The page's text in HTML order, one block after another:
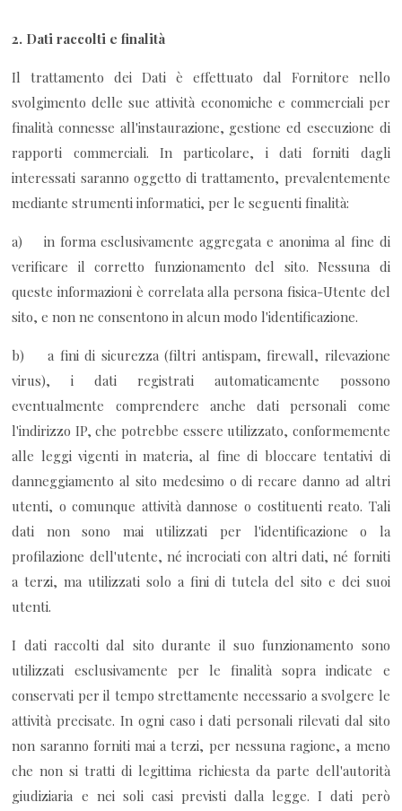
2. Dati raccolti e finalità
Il trattamento dei Dati è effettuato dal Fornitore nello
svolgimento delle sue attività economiche e commerciali per
finalità connesse all'instaurazione, gestione ed esecuzione di
rapporti commerciali. In particolare, i dati forniti dagli
interessati saranno oggetto di trattamento, prevalentemente
mediante strumenti informatici, per le seguenti finalità:
a) in forma esclusivamente aggregata e anonima al fine di
verificare il corretto funzionamento del sito. Nessuna di
queste informazioni è correlata alla persona fisica-Utente del
sito, e non ne consentono in alcun modo l'identificazione.
b) a fini di sicurezza (filtri antispam, firewall, rilevazione
virus), i dati registrati automaticamente possono
eventualmente comprendere anche dati personali come
l'indirizzo IP, che potrebbe essere utilizzato, conformemente
alle leggi vigenti in materia, al fine di bloccare tentativi di
danneggiamento al sito medesimo o di recare danno ad altri
utenti, o comunque attività dannose o costituenti reato. Tali
dati non sono mai utilizzati per l'identificazione o la
profilazione dell'utente, né incrociati con altri dati, né forniti
a terzi, ma utilizzati solo a fini di tutela del sito e dei suoi
utenti.
I dati raccolti dal sito durante il suo funzionamento sono
utilizzati esclusivamente per le finalità sopra indicate e
conservati per il tempo strettamente necessario a svolgere le
attività precisate. In ogni caso i dati personali rilevati dal sito
non saranno forniti mai a terzi, per nessuna ragione, a meno
che non si tratti di legittima richiesta da parte dell'autorità
giudiziaria e nei soli casi previsti dalla legge. I dati però